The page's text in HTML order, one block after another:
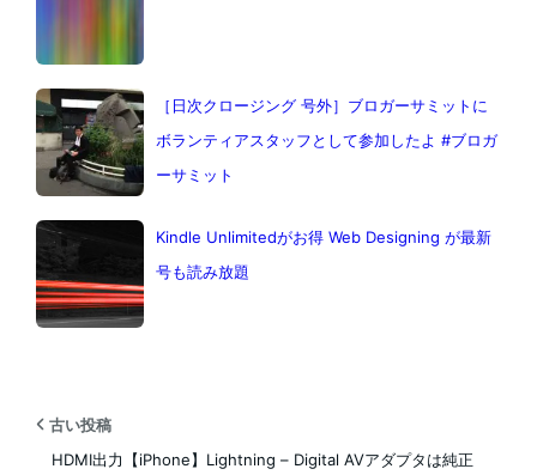
［日次クロージング 号外］ブロガーサミットに
ボランティアスタッフとして参加したよ #ブロガ
ーサミット
Kindle Unlimitedがお得 Web Designing が最新
号も読み放題
古い投稿
HDMI出力【iPhone】Lightning – Digital AVアダプタは純正